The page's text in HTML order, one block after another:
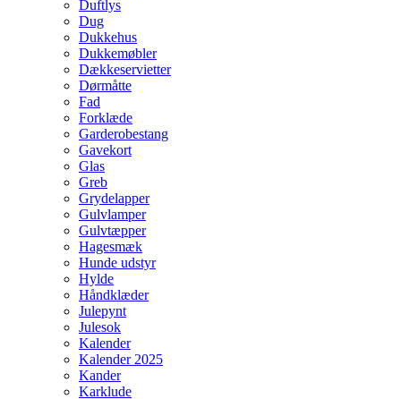
Duftlys
Dug
Dukkehus
Dukkemøbler
Dækkeservietter
Dørmåtte
Fad
Forklæde
Garderobestang
Gavekort
Glas
Greb
Grydelapper
Gulvlamper
Gulvtæpper
Hagesmæk
Hunde udstyr
Hylde
Håndklæder
Julepynt
Julesok
Kalender
Kalender 2025
Kander
Karklude